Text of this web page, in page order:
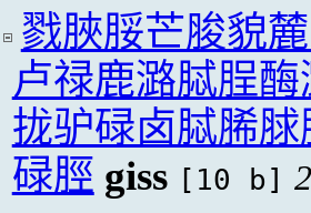
戮脥脮芒脧貌
卢禄鹿潞脦脭
拢驴碌卤脦脪
碌脛 giss [10 b]